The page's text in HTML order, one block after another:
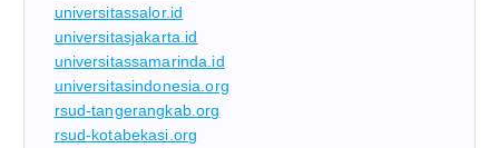
universitassalor.id
universitasjakarta.id
universitassamarinda.id
universitasindonesia.org
rsud-tangerangkab.org
rsud-kotabekasi.org